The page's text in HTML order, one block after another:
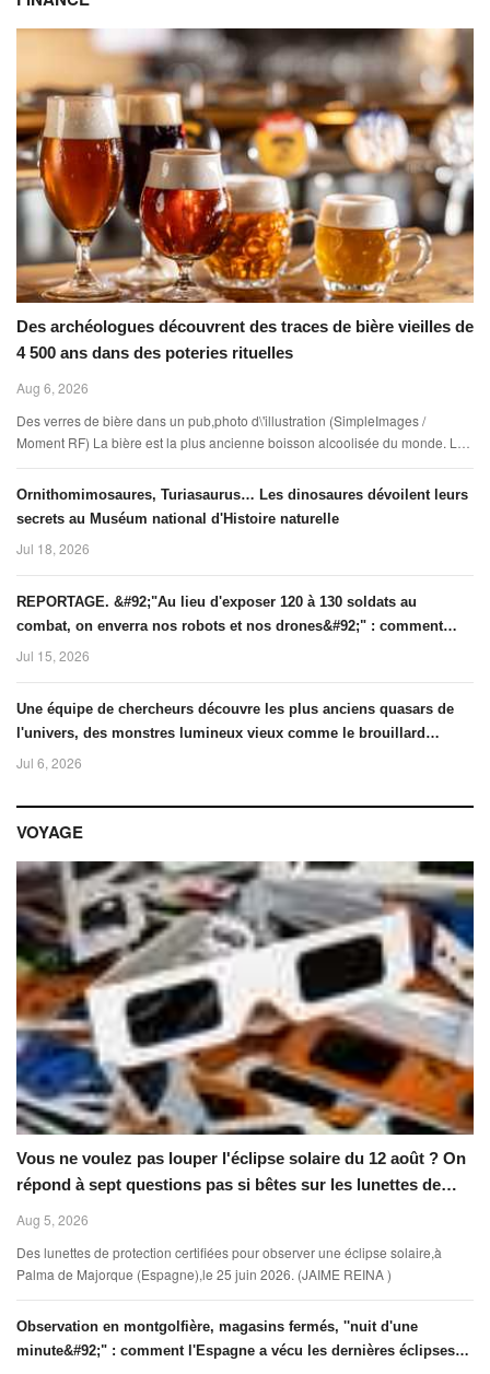
Des archéologues découvrent des traces de bière vieilles de
4 500 ans dans des poteries rituelles
Aug 6, 2026
Des verres de bière dans un pub,photo d\'illustration (SimpleImages /
Moment RF) La bière est la plus ancienne boisson alcoolisée du monde. Les
premières traces de bière ont été retrouvées ch
Ornithomimosaures, Turiasaurus… Les dinosaures dévoilent leurs
secrets au Muséum national d'Histoire naturelle
Jul 18, 2026
REPORTAGE. &#92;"Au lieu d'exposer 120 à 130 soldats au
combat, on enverra nos robots et nos drones&#92;" : comment
l'armée française prépare les combats de demain
Jul 15, 2026
Une équipe de chercheurs découvre les plus anciens quasars de
l'univers, des monstres lumineux vieux comme le brouillard
cosmique
Jul 6, 2026
VOYAGE
Vous ne voulez pas louper l'éclipse solaire du 12 août ? On
répond à sept questions pas si bêtes sur les lunettes de
Aug 5, 2026
Des lunettes de protection certifiées pour observer une éclipse solaire,à
Palma de Majorque (Espagne),le 25 juin 2026. (JAIME REINA )
Observation en montgolfière, magasins fermés, ''nuit d'une
minute&#92;" : comment l'Espagne a vécu les dernières éclipses